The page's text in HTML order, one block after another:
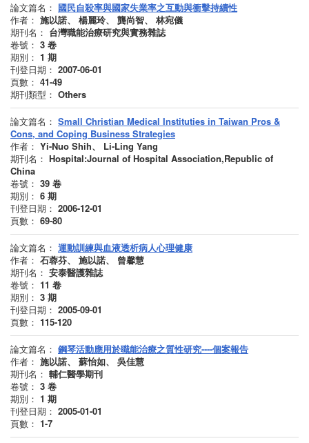
論文篇名： 國民自殺率與國家失業率之互動與衝擊持續性
作者： 施以諾、 楊麗玲、 龔尚智、 林宛儀
期刊名： 台灣職能治療研究與實務雜誌
卷號： 3 卷
期別： 1 期
刊登日期： 2007-06-01
頁數： 41-49
期刊類型： Others
論文篇名： Small Christian Medical Instituties in Taiwan Pros &
Cons, and Coping Business Strategies
作者： Yi-Nuo Shih、 Li-Ling Yang
期刊名： Hospital:Journal of Hospital Association,Republic of
China
卷號： 39 卷
期別： 6 期
刊登日期： 2006-12-01
頁數： 69-80
論文篇名： 運動訓練與血液透析病人心理健康
作者： 石蓉芬、 施以諾、 曾馨慧
期刊名： 安泰醫護雜誌
卷號： 11 卷
期別： 3 期
刊登日期： 2005-09-01
頁數： 115-120
論文篇名： 鋼琴活動應用於職能治療之質性研究----個案報告
作者： 施以諾、 蘇怡如、 吳佳慧
期刊名： 輔仁醫學期刊
卷號： 3 卷
期別： 1 期
刊登日期： 2005-01-01
頁數： 1-7